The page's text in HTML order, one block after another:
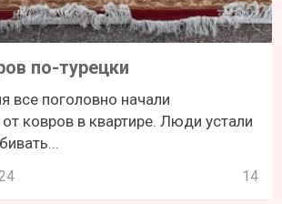
по-турецки
все поголовно начали
ковров в квартире. Люди устали
14